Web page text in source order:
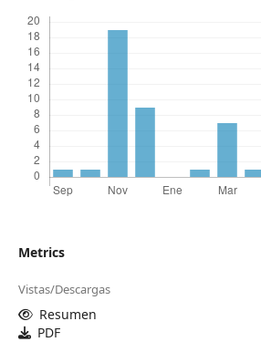
Metrics
Vistas/Descargas
Resumen
PDF